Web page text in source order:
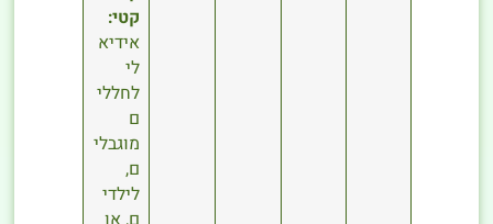
קטי:
אידיא
לי
לחללי
ם
מוגבלי
ם,
לילדי